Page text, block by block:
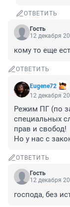
ОТВЕТИТЬ
Гость
12 декабря
кому то еще
ОТВЕТИТЬ
Eugene72
12 декабря
Режим ПГ (по
специальных
прав и свобод!
Но у нас с
ОТВЕТИТЬ
Гость
12 декабря
господа, без